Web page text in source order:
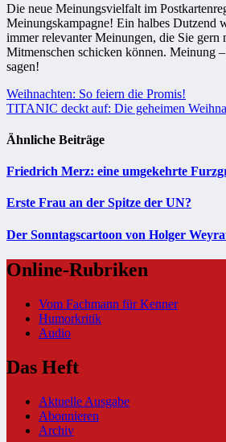
Die neue Meinungsvielfalt im
Meinungskampagne! Ein halbes Dutzend
immer relevanter Meinungen, die Sie gern
Mitmenschen schicken können. Meinung
sagen!
Beitragsnavigation
Weihnachten: So feiern die Promis!
TITANIC deckt auf: Die geheimen
Ähnliche Beiträge
Friedrich Merz: eine umgekehrte
Erste Frau an der Spitze der UN?
Der Sonntagscartoon von Holger
Online-Rubriken
Vom Fachmann für Kenner
Humorkritik
Audio
Das Heft
Aktuelle Ausgabe
Abonnieren
Archiv